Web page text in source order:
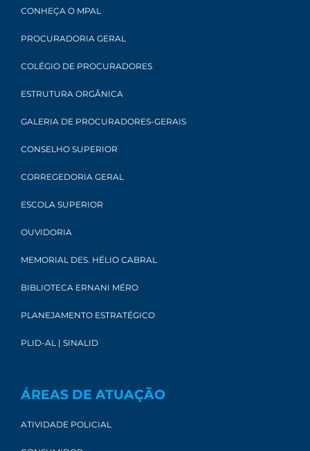
CONHEÇA O MPAL
PROCURADORIA GERAL
COLÉGIO DE PROCURADORES
ESTRUTURA ORGÂNICA
GALERIA DE PROCURADORES-GERAIS
CONSELHO SUPERIOR
CORREGEDORIA GERAL
ESCOLA SUPERIOR
OUVIDORIA
MEMORIAL DES. HÉLIO CABRAL
BIBLIOTECA ERNANI MÉRO
PLANEJAMENTO ESTRATÉGICO
PLID-AL | SINALID
ÁREAS DE ATUAÇÃO
ATIVIDADE POLICIAL